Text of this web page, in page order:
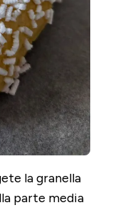
la granella
parte media